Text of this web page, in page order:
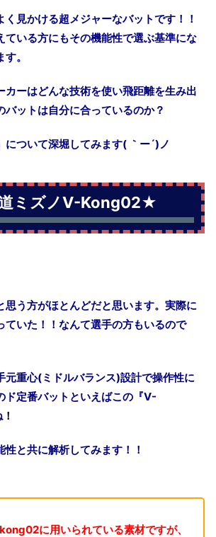
く見かける超メジャーなバットです！！
ている方にもその機能性で選ぶ基準にな
。
カーはどんな技術を使い飛距離を生み出
バットは自分に合っているのか？
について深堀してみます( ｀ー´)ノ
ミズノV-Kong02★
思う方がほとんどだと思います。実際に
ていた！！なんて選手の方もいるので
元重心(ミドルバランス)設計で操作性に
ド定番バットといえばこの『V-
！
性と共に解析してみます！！
に用いられている素材ですが、